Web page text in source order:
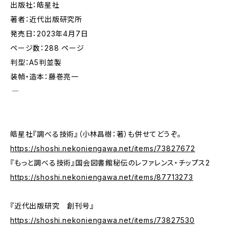
出版社：皓星社
著者：近代出版研究所
発売日：2023年4月7日
ページ数：288 ページ
判型：A5判並製
装幀・造本：藤巻亮一
―――――――――――――
皓星社『調べる技術』（小林昌樹：著）も併せてどうぞ。
https://shoshi.nekoniengawa.net/items/73827672
『もっと調べる技術』国会図書館秘伝のレファレンス・チップス2
https://shoshi.nekoniengawa.net/items/87713273
『近代出版研究 創刊号』
https://shoshi.nekoniengawa.net/items/73827530